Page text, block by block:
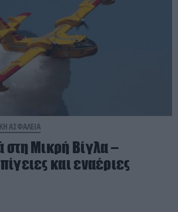
ΑΣΦΑΛΕΙΑ
στη Μικρή Βίγλα –
και εναέριες